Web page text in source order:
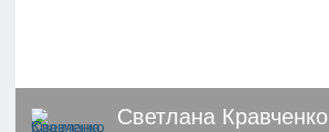
Светлана Кравченко